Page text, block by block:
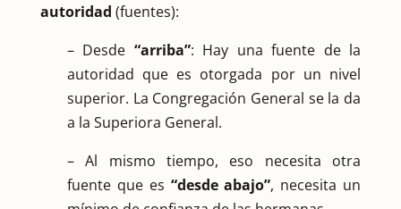
autoridad (fuentes):
– Desde “arriba”: Hay una fuente de la
autoridad que es otorgada por un nivel
superior. La Congregación General se la da
a la Superiora General.
– Al mismo tiempo, eso necesita otra
fuente que es “desde abajo”, necesita un